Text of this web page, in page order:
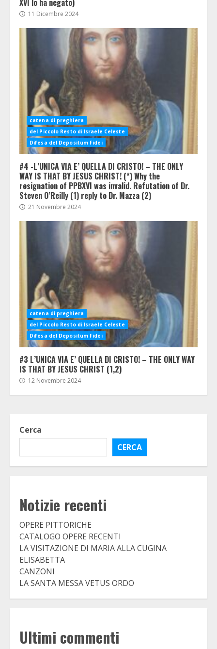
XVI lo ha negato)
11 Dicembre 2024
catena di preghiera
del Piccolo Resto di Israele Celeste
Difesa del Depositum Fidei
#4 -L’UNICA VIA E’ QUELLA DI CRISTO! – THE ONLY
WAY IS THAT BY JESUS CHRIST! (*) Why the
resignation of PPBXVI was invalid. Refutation of Dr.
Steven O’Reilly (1) reply to Dr. Mazza (2)
21 Novembre 2024
catena di preghiera
del Piccolo Resto di Israele Celeste
Difesa del Depositum Fidei
#3 L’UNICA VIA E’ QUELLA DI CRISTO! – THE ONLY WAY
IS THAT BY JESUS CHRIST (1,2)
12 Novembre 2024
Cerca
CERCA
Notizie recenti
OPERE PITTORICHE
CATALOGO OPERE RECENTI
LA VISITAZIONE DI MARIA ALLA CUGINA
ELISABETTA
CANZONI
LA SANTA MESSA VETUS ORDO
Ultimi commenti